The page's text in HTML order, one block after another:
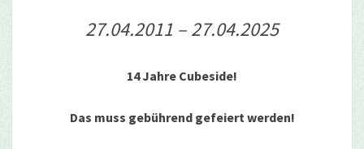
27.04.2011 – 27.04.2025
14 Jahre Cubeside!
Das muss gebührend gefeiert werden!